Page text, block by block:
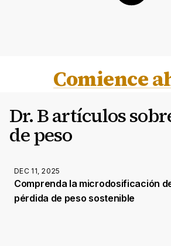
Comience
Dr. B artículos
de peso
DEC 11, 2025
Comprenda la microdosificación
pérdida de peso sostenible